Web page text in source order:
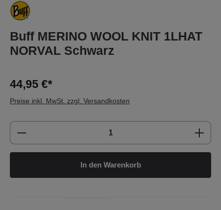
Buff MERINO WOOL KNIT 1LHAT
NORVAL Schwarz
44,95 €*
Preise inkl. MwSt. zzgl. Versandkosten
Produkt Anzahl: Gib den gewünschten
In den Warenkorb